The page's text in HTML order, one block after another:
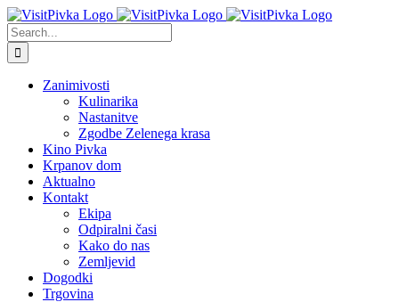
Skip
to
content
Search
for:
Zanimivosti
Kulinarika
Nastanitve
Zgodbe Zelenega krasa
Kino Pivka
Krpanov dom
Aktualno
Kontakt
Ekipa
Odpiralni časi
Kako do nas
Zemljevid
Dogodki
Trgovina